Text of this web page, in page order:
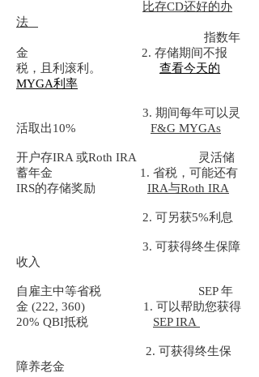
比存CD还好的办
法
指数年
金 2. 存储期间不报
税，且利滚利。 查看今天的
MYGA利率
3. 期间每年可以灵
活取出10% F&G MYGAs
开户存IRA 或Roth IRA 灵活储
蓄年金 1. 省税，可能还有
IRS的存储奖励 IRA与Roth IRA
2. 可另获5%利息
3. 可获得终生保障
收入
自雇主中等省税 SEP 年
金 (222, 360) 1. 可以帮助您获得
20% QBI抵税
SEP IRA
2. 可获得终生保
障养老金